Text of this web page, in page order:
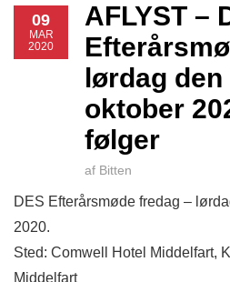
09
MAR
2020
AFLYST –
lørdag den
oktober
følger
af Bitten
DES Efterårsmøde fredag –
2020.
Sted: Comwell Hotel Middelfart,
Middelfart